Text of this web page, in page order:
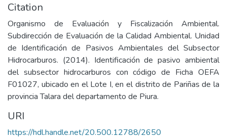
Citation
Organismo de Evaluación y Fiscalización Ambiental.
Subdirección de Evaluación de la Calidad Ambiental. Unidad
de Identificación de Pasivos Ambientales del Subsector
Hidrocarburos. (2014). Identificación de pasivo ambiental
del subsector hidrocarburos con código de Ficha OEFA
F01027, ubicado en el Lote I, en el distrito de Pariñas de la
provincia Talara del departamento de Piura.
URI
https://hdl.handle.net/20.500.12788/2650